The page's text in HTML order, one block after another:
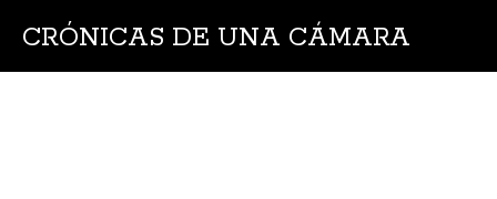
CRÓNICAS DE UNA CÁMARA